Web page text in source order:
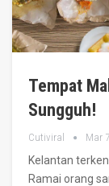
Tempat
Sungguh!
Cutiviral Mar
Kelantan
Ramai orang